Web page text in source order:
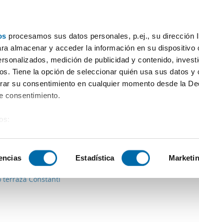
procesamos sus datos personales, p.ej., su dirección
almacenar y acceder la información en su dispositivo
medición de publicidad y contenido,
Tiene la opción de seleccionar quién usa sus datos y
su consentimiento en cualquier momento desde la
consentimiento.
activamente para buscar características
se procesan sus datos personales y establezca sus
Estadística
Locali Più filtri - 1
1 Loc. 1 Bagno
Constanti